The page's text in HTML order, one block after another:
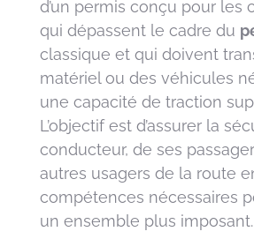
d’un permis conçu pour les
qui dépassent le cadre du
classique et qui doivent
matériel ou des véhicules
une capacité de traction
L’objectif est d’assurer la
conducteur, de ses
autres usagers de la route
compétences nécessaires
un ensemble plus imposant.